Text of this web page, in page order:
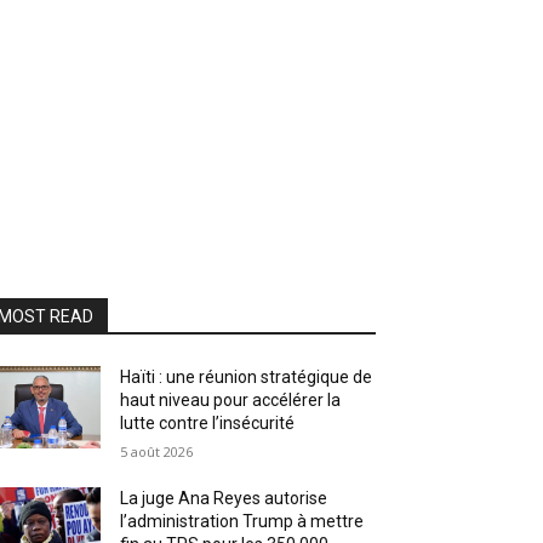
READ
Haïti : une réunion stratégique de
haut niveau pour accélérer la
lutte contre l’insécurité
5 août 2026
La juge Ana Reyes autorise
l’administration Trump à mettre